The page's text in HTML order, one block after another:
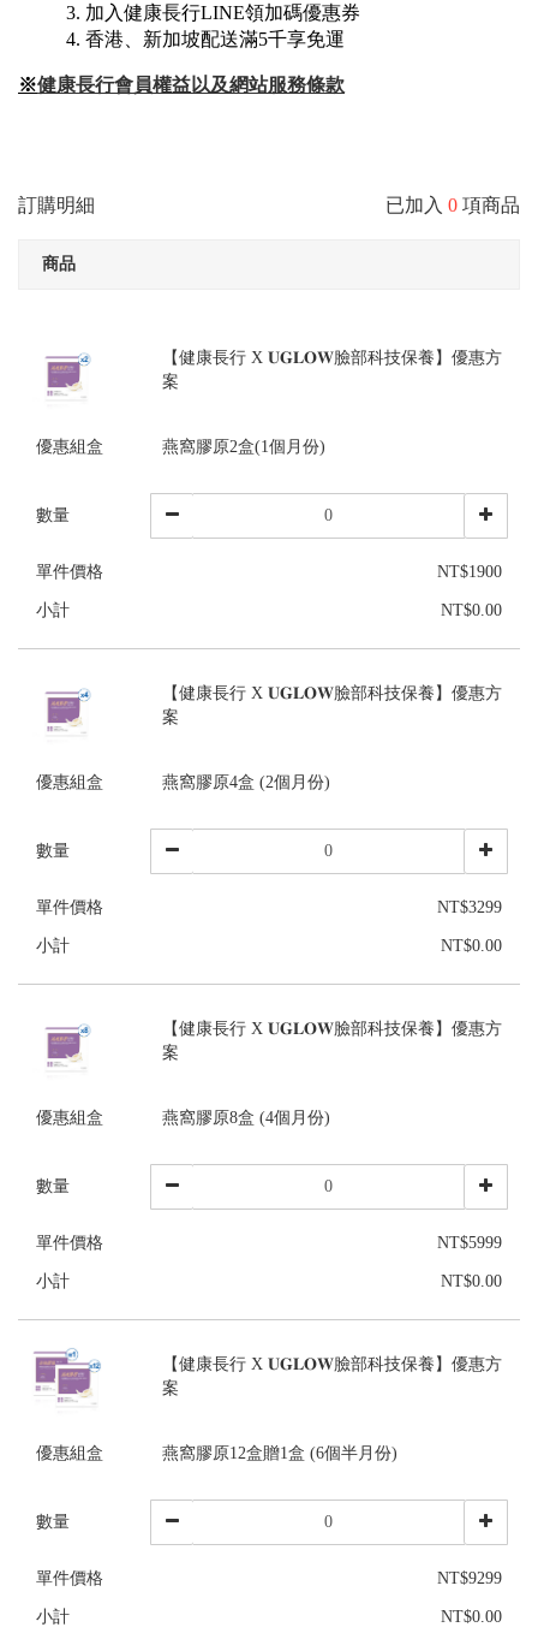
加入健康長行LINE領加碼優惠券
香港、新加坡配送滿5千享免運
※健康長行會員權益以及網站服務條款
訂購明細 已加入 0 項商品
商品
【健康長行 X 𝐔𝐆𝐋𝐎𝐖臉部科技保養】優惠方
案
優惠組盒 燕窩膠原2盒(1個月份)
數量
單件價格 NT$1900
小計 NT$0.00
【健康長行 X 𝐔𝐆𝐋𝐎𝐖臉部科技保養】優惠方
案
優惠組盒 燕窩膠原4盒 (2個月份)
數量
單件價格 NT$3299
小計 NT$0.00
【健康長行 X 𝐔𝐆𝐋𝐎𝐖臉部科技保養】優惠方
案
優惠組盒 燕窩膠原8盒 (4個月份)
數量
單件價格 NT$5999
小計 NT$0.00
【健康長行 X 𝐔𝐆𝐋𝐎𝐖臉部科技保養】優惠方
案
優惠組盒 燕窩膠原12盒贈1盒 (6個半月份)
數量
單件價格 NT$9299
小計 NT$0.00